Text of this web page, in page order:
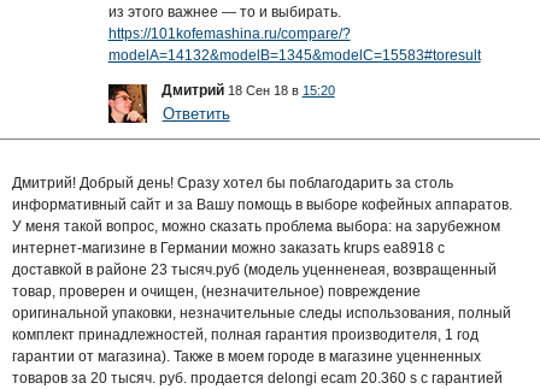
из этого важнее — то и выбирать.
https://101kofemashina.ru/compare/?
modelA=14132&modelB=1345&modelC=15583#toresult
Дмитрий 18 Сен 18 в 15:20
Ответить
Дмитрий! Добрый день! Сразу хотел бы поблагодарить за столь
информативный сайт и за Вашу помощь в выборе кофейных аппаратов.
У меня такой вопрос, можно сказать проблема выбора: на зарубежном
интернет-магизине в Германии можно заказать krups ea8918 с
доставкой в районе 23 тысяч.руб (модель уценненеая, возвращенный
товар, проверен и очищен, (незначительное) повреждение
оригинальной упаковки, незначительные следы использования, полный
комплект принадлежностей, полная гарантия производителя, 1 год
гарантии от магазина). Также в моем городе в магазине уценненных
товаров за 20 тысяч. руб. продается delongi ecam 20.360 s с гарантией